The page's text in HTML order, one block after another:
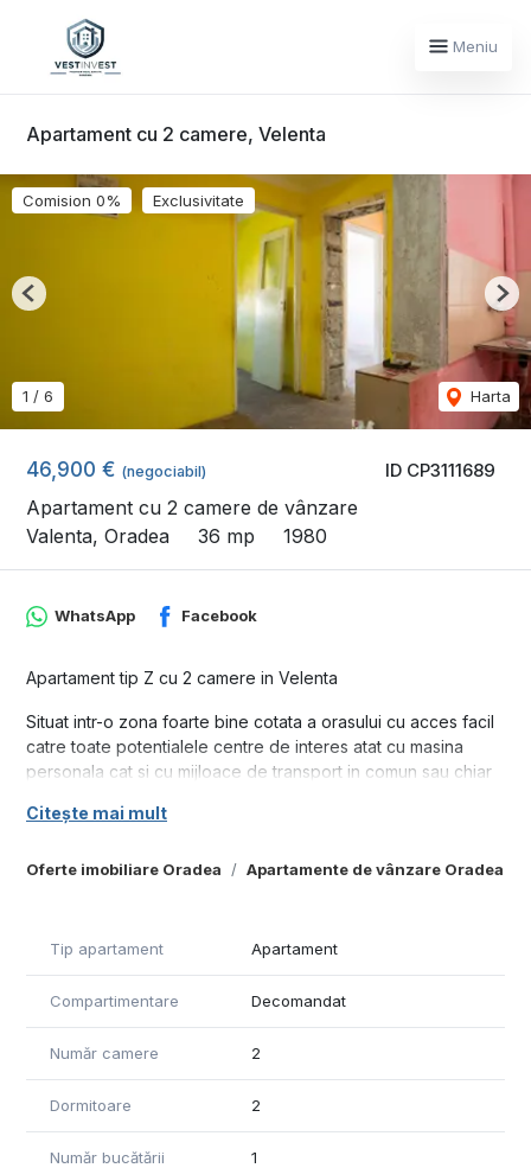
Meniu
Apartament cu 2 camere, Velenta
ID CP3111689
46,900 € (negociabil)
Apartament cu 2 camere de vânzare
Valenta, Oradea
36 mp 1980
Comision 0% Exclusivitate
1 / 6 Harta
Previous
Oferte imobiliare Oradea Apartamente de vânzare Oradea
WhatsApp Facebook
Apartament tip Z cu 2 camere in Velenta
Situat intr-o zona foarte bine cotata a orasului cu acces facil
catre toate potentialele centre de interes atat cu masina
personala cat si cu mijloace de transport in comun sau chiar
Apartamentul a fost modificat si acum e decomandat.
Pret: 46.900 euro
Citește mai mult
Tip apartament Apartament
Compartimentare Decomandat
Număr camere 2
Dormitoare 2
Număr bucătării 1